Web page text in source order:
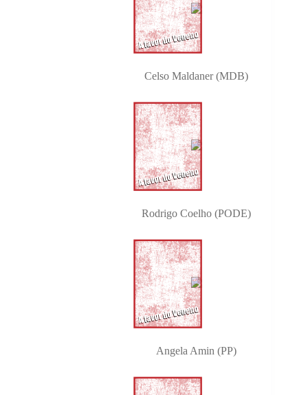
Celso Maldaner (MDB)
Rodrigo Coelho (PODE)
Angela Amin (PP)